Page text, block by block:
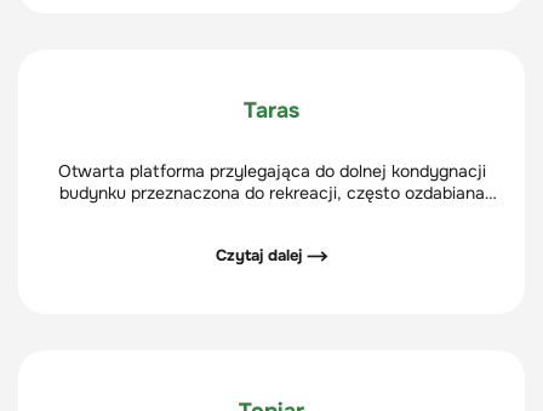
Taras
Otwarta platforma przylegająca do dolnej kondygnacji
budynku przeznaczona do rekreacji, często ozdabiana
Czytaj dalej ⟶